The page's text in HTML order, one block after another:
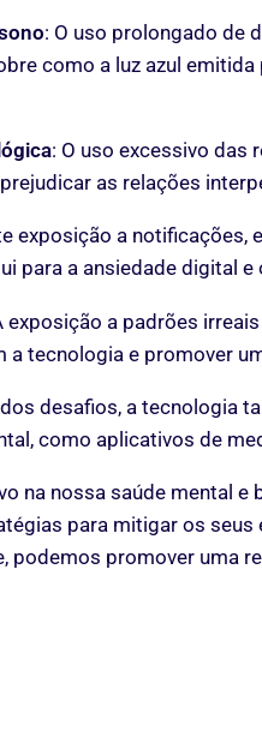
: O uso prolongado de
como a luz azul
: O uso excessivo das
as relações
exposição a notificações,
para a ansiedade digital
exposição a padrões
tecnologia e promover
desafios, a tecnologia
como aplicativos de
na nossa saúde mental
para mitigar os
podemos promover uma